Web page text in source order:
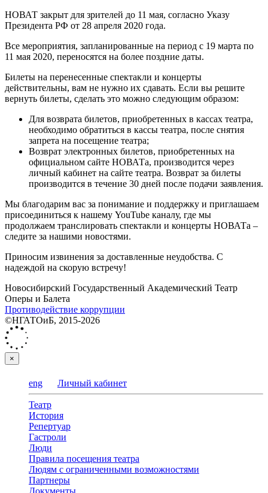
НОВАТ закрыт для зрителей до 11 мая, согласно Указу
Президента РФ от 28 апреля 2020 года.
Все мероприятия, запланированные на период с 19 марта по
11 мая 2020, переносятся на более поздние даты.
Билеты на перенесенные спектакли и концерты
действительны, вам не нужно их сдавать. Если вы решите
вернуть билеты, сделать это можно следующим образом:
Для возврата билетов, приобретенных в кассах театра,
необходимо обратиться в кассы театра, после снятия
запрета на посещение театра;
Возврат электронных билетов, приобретенных на
официальном сайте НОВАТа, производится через
личный кабинет на сайте театра. Возврат за билеты
производится в течение 30 дней после подачи заявления.
Мы благодарим вас за понимание и поддержку и приглашаем
присоединиться к нашему YouTube каналу, где мы
продолжаем транслировать спектакли и концерты НОВАТа –
следите за нашими новостями.
Приносим извинения за доставленные неудобства. С
надеждой на скорую встречу!
Новосибирский Государственный Академический Театр
Оперы и Балета
Противодействие коррупции
©НГАТОиБ, 2015-2026
×
eng Личный кабинет
Театр
История
Репертуар
Гастроли
Люди
Правила посещения театра
Людям с ограниченными возможностями
Партнеры
Документы